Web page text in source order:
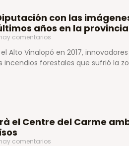
con las
años en la provincia
comentarios
Alto Vinalopó en 2017, innovadores
forestales que sufrió la
el Centre del Carme
comentarios